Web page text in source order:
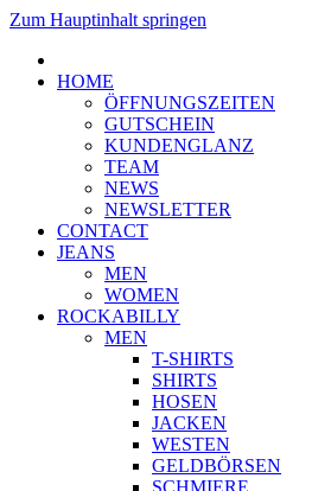
Zum Hauptinhalt springen
HOME
ÖFFNUNGSZEITEN
GUTSCHEIN
KUNDENGLANZ
TEAM
NEWS
NEWSLETTER
CONTACT
JEANS
MEN
WOMEN
ROCKABILLY
MEN
T-SHIRTS
SHIRTS
HOSEN
JACKEN
WESTEN
GELDBÖRSEN
SCHMIERE